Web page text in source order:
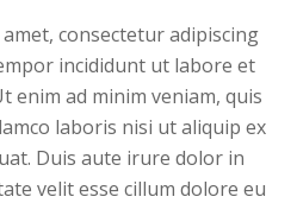
consectetur adipiscing
incididunt ut labore et
enim ad minim veniam, quis
laboris nisi ut aliquip ex
Duis aute irure dolor in
velit esse cillum dolore eu